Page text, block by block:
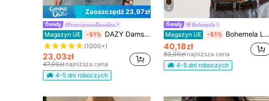
Zaoszczędź 23,97zł
#PrzewiewnaBawełna
Magazyn UE -51% DAZY Damska kontrastowa koronkowa luźna koszulka z krótkim rękawem i okrągłym dekoltem, codzienna odzież letnia, biznesowa codzienna damska
(1000+)
23,03zł
47,00zł najniższa cena
4-5 dni roboczych
4
Bohemela
Magazyn UE -51% Bohemela Luźna, jednokolorowa, dzianinowa, asymetryczna, z krótkim rękawem, luźna damska koszulka T-shirt w kolorze szarym z dużymi literami, z nadrukiem, letnia
40,18zł
83,00zł najniższa cena
4-5 dni roboczych